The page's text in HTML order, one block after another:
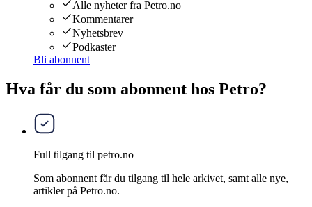
Alle nyheter fra Petro.no
Kommentarer
Nyhetsbrev
Podkaster
Bli abonnent
Hva får du som abonnent hos Petro?
Full tilgang til petro.no
Som abonnent får du tilgang til hele arkivet, samt alle nye,
artikler på Petro.no.